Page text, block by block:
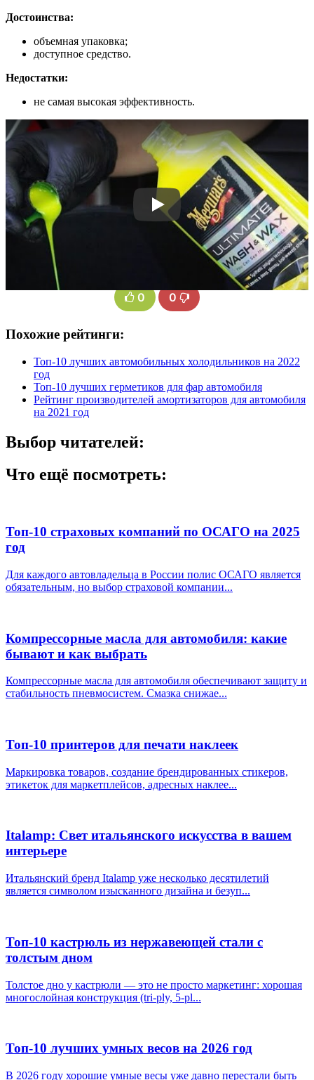
Достоинства:
объемная упаковка;
доступное средство.
Недостатки:
не самая высокая эффективность.
0 0
Похожие рейтинги:
Топ-10 лучших автомобильных холодильников на 2022
год
Топ-10 лучших герметиков для фар автомобиля
Рейтинг производителей амортизаторов для автомобиля
на 2021 год
Выбор читателей:
Что ещё посмотреть:
Топ-10 страховых компаний по ОСАГО на 2025
год
Для каждого автовладельца в России полис ОСАГО является
обязательным, но выбор страховой компании...
Компрессорные масла для автомобиля: какие
бывают и как выбрать
Компрессорные масла для автомобиля обеспечивают защиту и
стабильность пневмосистем. Смазка снижае...
Топ-10 принтеров для печати наклеек
Маркировка товаров, создание брендированных стикеров,
этикеток для маркетплейсов, адресных наклее...
Italamp: Свет итальянского искусства в вашем
интерьере
Итальянский бренд Italamp уже несколько десятилетий
является символом изысканного дизайна и безуп...
Топ-10 кастрюль из нержавеющей стали с
толстым дном
Толстое дно у кастрюли — это не просто маркетинг: хорошая
многослойная конструкция (tri-ply, 5-pl...
Топ-10 лучших умных весов на 2026 год
В 2026 году хорошие умные весы уже давно перестали быть